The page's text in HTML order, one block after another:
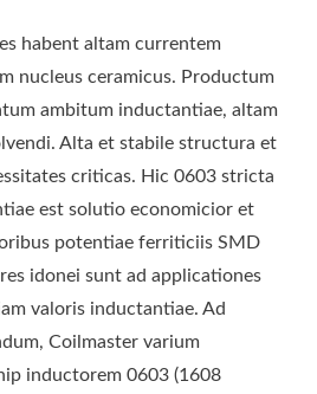
habent altam currentem
nucleus ceramicus. Productum
ambitum inductantiae, altam
Alta et stabile structura et
criticas. Hic 0603 stricta
est solutio economicior et
potentiae ferriticiis SMD
idonei sunt ad applicationes
valoris inductantiae. Ad
Coilmaster varium
inductorem 0603 (1608